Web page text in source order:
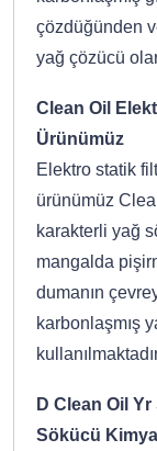
çözdüğünden
yağ çözücü
Clean Oil
Ürünümüz
Elektro statik
ürünümüz
karakterli yağ
mangalda
dumanın
karbonlaşmış
D Clean Oil
Sökücü